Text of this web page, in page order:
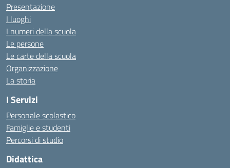
Presentazione
I luoghi
I numeri della scuola
Le persone
Le carte della scuola
Organizzazione
La storia
I Servizi
Personale scolastico
Famiglie e studenti
Percorsi di studio
Didattica